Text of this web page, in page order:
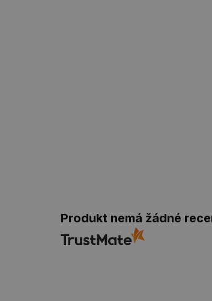
Produkt nemá žádné